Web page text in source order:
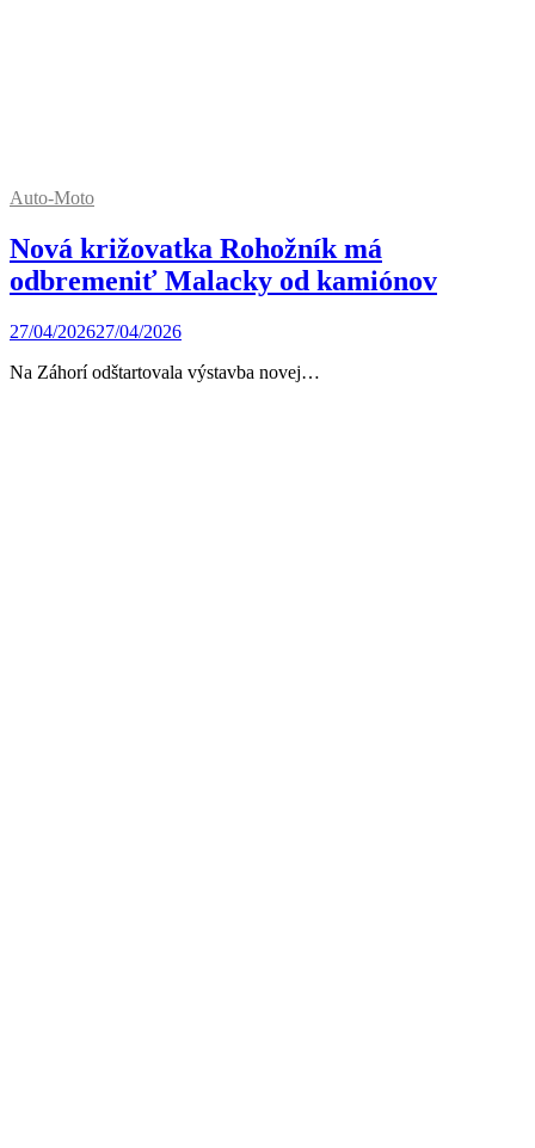
Auto-Moto
Nová križovatka Rohožník má
odbremeniť Malacky od kamiónov
27/04/202627/04/2026
Na Záhorí odštartovala výstavba novej…